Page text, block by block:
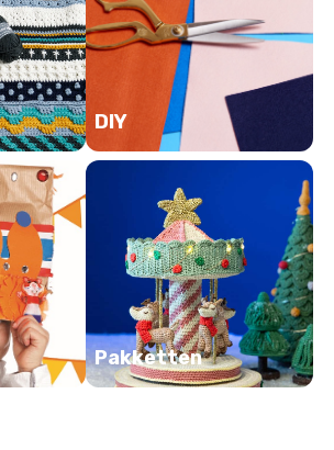
DIY
Pakketten